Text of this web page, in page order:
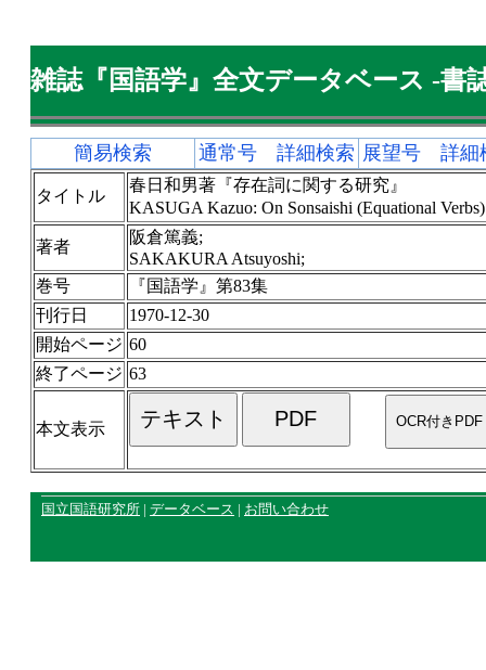
雑誌『国語学』全文データベース -書
簡易検索 通常号 詳細検索 展望号 詳細
タイトル
春日和男著『存在詞に関する研究』
KASUGA Kazuo: On Sonsaishi (Equational
著者
阪倉篤義;
SAKAKURA Atsuyoshi;
巻号
『国語学』第83集
刊行日
1970-12-30
開始ページ 60
終了ページ 63
本文表示
国立国語研究所 | データベース | お問い合わせ